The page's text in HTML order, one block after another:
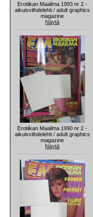
Erotiikan Maailma 1993 nr 2 -
aikuisviihdelehti / adult graphics
magazine
Näytä
Erotiikan Maailma 1990 nr 2 -
aikuisviihdelehti / adult graphics
magazine
Näytä